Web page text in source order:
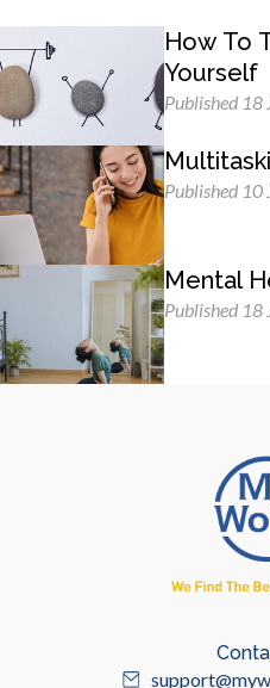
How To
Yourself
Published
Published 10
Mental
Published